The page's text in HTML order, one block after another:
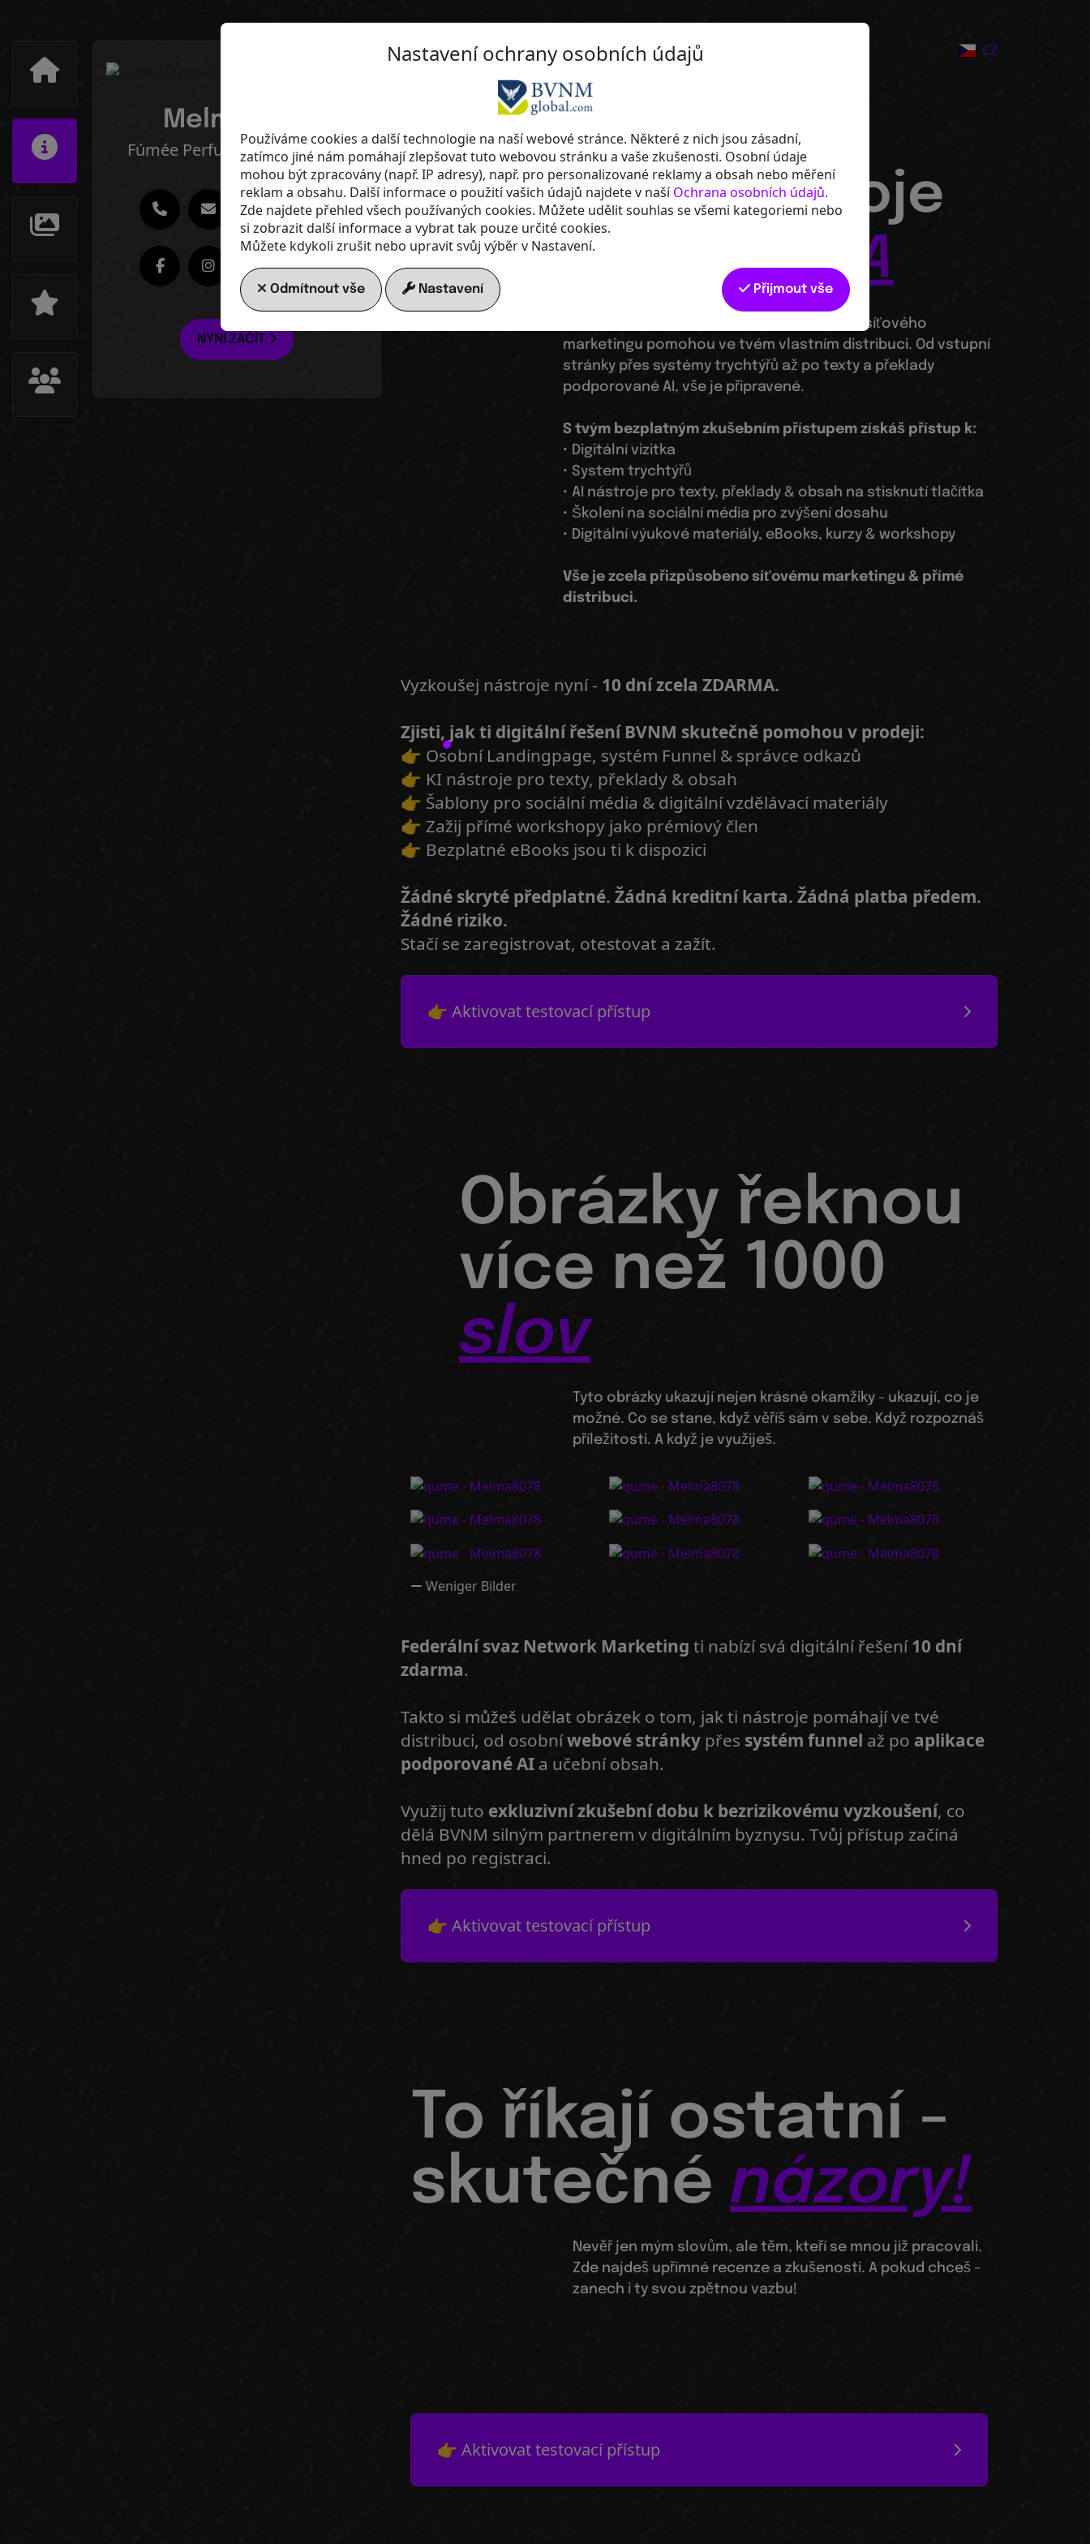
Melma8078
Fúmée Perfume & Cosmetics
NYNÍ ZAČÍT
Dosah na autopilota - Tvůj chytrý cesta k digitální
CZ
Vyzkoušejte
všechny nástroje
10 dní -
ZDARMA
Zažij, jak ti digitální nástroje a řešení Svazu síťového
marketingu pomohou ve tvém vlastním distribuci. Od vstupní
stránky přes systémy trychtýřů až po texty a překlady
podporované AI, vše je připravené.
S tvým bezplatným zkušebním přístupem získáš přístup k:
• Digitální vizitka
• System trychtýřů
• AI nástroje pro texty, překlady & obsah na stisknutí tlačítka
• Školení na sociální média pro zvýšení dosahu
• Digitální výukové materiály, eBooks, kurzy & workshopy
Vše je zcela přizpůsobeno síťovému marketingu & přímé
distribuci.
Vyzkoušej nástroje nyní - 10 dní zcela ZDARMA.
Zjisti, jak ti digitální řešení BVNM skutečně pomohou v prodeji:
👉 Osobní Landingpage, systém Funnel & správce odkazů
👉 KI nástroje pro texty, překlady & obsah
👉 Šablony pro sociální média & digitální vzdělávací materiály
👉 Zažij přímé workshopy jako prémiový člen
👉 Bezplatné eBooks jsou ti k dispozici
Žádné skryté předplatné. Žádná kreditní karta. Žádná platba předem.
Žádné riziko.
Stačí se zaregistrovat, otestovat a zažít.
👉 Aktivovat testovací přístup
Obrázky řeknou
více než 1000
slov
Tyto obrázky ukazují nejen krásné okamžiky - ukazují, co je
možné. Co se stane, když věříš sám v sebe. Když rozpoznáš
příležitosti. A když je využiješ.
Weniger Bilder
Federální svaz Network Marketing ti nabízí svá digitální řešení10 dní
zdarma.
Takto si můžeš udělat obrázek o tom, jak ti nástroje pomáhají ve tvé
distribuci, od osobníwebové stránky přes systém funnel až po aplikace
podporované AI a učební obsah.
Využij tuto exkluzivní zkušební dobu k bezrizikovému vyzkoušení, co
dělá BVNM silným partnerem v digitálním byznysu. Tvůj přístup začíná
hned po registraci.
👉 Aktivovat testovací přístup
To říkají ostatní -
skutečné názory!
Nevěř jen mým slovům, ale těm, kteří se mnou již pracovali.
Zde najdeš upřímné recenze a zkušenosti. A pokud chceš -
zanech i ty svou zpětnou vazbu!
👉 Aktivovat testovací přístup
Nastavení ochrany osobních údajů
Používáme cookies a další technologie na naší webové stránce. Některé z nich jsou zásadní,
zatímco jiné nám pomáhají zlepšovat tuto webovou stránku a vaše zkušenosti. Osobní údaje
mohou být zpracovány (např. IP adresy), např. pro personalizované reklamy a obsah nebo měření
reklam a obsahu. Další informace o použití vašich údajů najdete v našíOchrana osobních údajů.
Zde najdete přehled všech používaných cookies. Můžete udělit souhlas se všemi kategoriemi nebo
si zobrazit další informace a vybrat tak pouze určité cookies.
Můžete kdykoli zrušit nebo upravit svůj výběr v Nastavení.
Odmítnout vše Nastavení Přijmout vše